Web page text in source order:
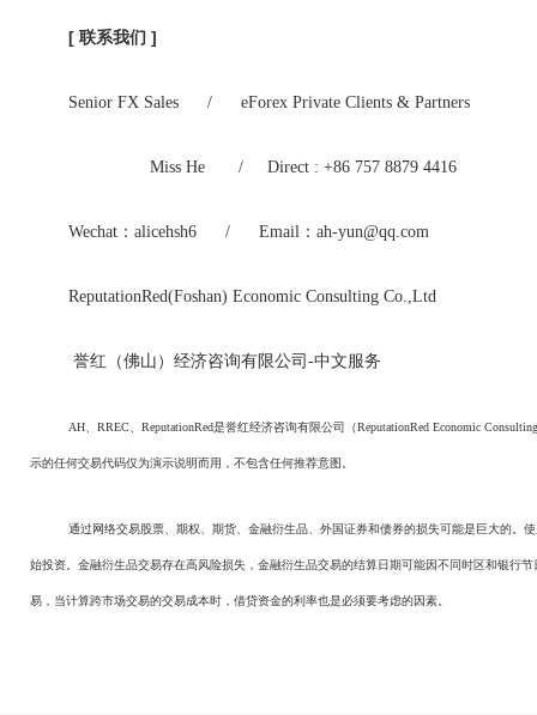
[ 联系我们 ]
Senior FX Sales / eForex Private Clients & Partners
Miss He / Direct : +86 757 8879 4416
Wechat：alicehsh6 / Email：ah-yun@qq.com
ReputationRed(Foshan) Economic Consulting Co.,Ltd
誉红（佛山）经济咨询有限公司-中文服务
AH、RREC、ReputationRed是誉红经济咨询有限公司（ReputationRed Economic
示的任何交易代码仅为演示说明而用，不包含任何推荐意图。
通过网络交易股票、期权、期货、金融衍生品、外国证券和债券的损失可能是巨大的。
始投资。金融衍生品交易存在高风险损失，金融衍生品交易的结算日期可能因不同时区和银行
易，当计算跨市场交易的交易成本时，借贷资金的利率也是必须要考虑的因素。